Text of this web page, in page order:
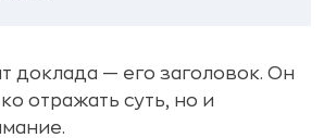
доклада — его заголовок. Он
отражать суть, но и